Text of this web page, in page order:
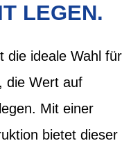
LEGEN.
die ideale Wahl für
die Wert auf
Mit einer
bietet dieser